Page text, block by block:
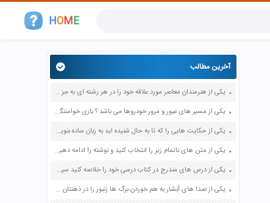
HOME
آخرین مطالب
یکی از هنرمندان معاصر مورد علاقه خود را در هر رشته ای به جز عکاسی صفحه 69 فرهنگ و هنر نهم
یکی از مسیر های عبور و مرور خودروها می باشد ؟ بازی خواستگاری جواب پاسخ
یکی از حکایت هایی را که تا به حال شنیده اید به زبان ساده بنویسید صفحه 97 نگارش ششم دبستان
یکی از متن های ناتمام زیر را انتخاب کنید و نوشته را ادامه دهید صفحه 73 و 74 کتاب نگارش فارسی پنجم دبستان
یکی از درس های مندرج در کتاب درسی خود را خلاصه کنید سپس متن خلاصه شده را با بهره گیری از روش های دسته بندی نمودار جدول نقشه مفهومی نشان دهید صفحه 118 نگارش یازدهم
یکی از صدا های آبشار به هم خوردن برگ ها زنبور را در ذهنتان مجسم کنید و درباره آن یک بند بنویسید صفحه 11 نگارش پنجم